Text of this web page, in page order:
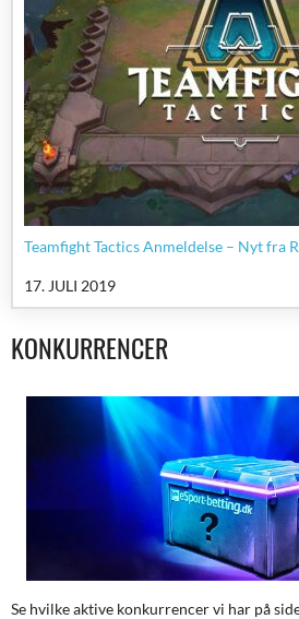
Teamfight Tactics Anmeldelse – Nyt fra
17. JULI 2019
KONKURRENCER
Se hvilke aktive konkurrencer vi har på